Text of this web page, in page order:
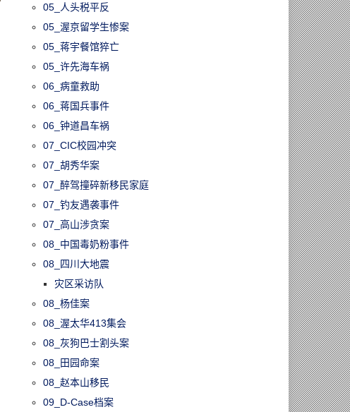
05_人头税平反
05_渥京留学生惨案
05_蒋宇餐馆猝亡
05_许先海车祸
06_病童救助
06_蒋国兵事件
06_钟道昌车祸
07_CIC校园冲突
07_胡秀华案
07_醉驾撞碎新移民家庭
07_钓友遇袭事件
07_高山涉贪案
08_中国毒奶粉事件
08_四川大地震
灾区采访队
08_杨佳案
08_渥太华413集会
08_灰狗巴士割头案
08_田园命案
08_赵本山移民
09_D-Case档案